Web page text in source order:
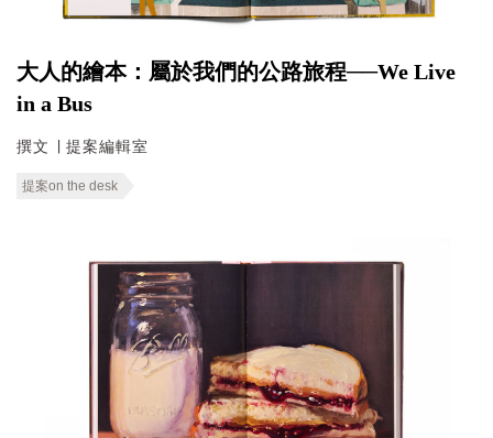
大人的繪本：屬於我們的公路旅程──We Live
in a Bus
撰文 ∣ 提案編輯室
提案on the desk